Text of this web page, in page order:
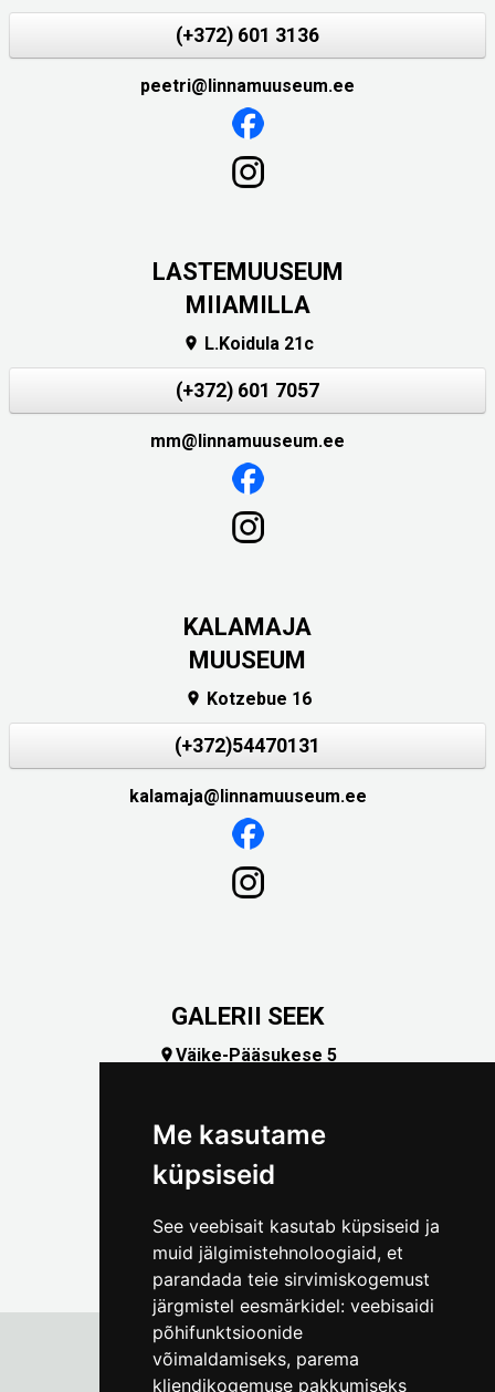
Me kasutame
küpsiseid
See veebisait kasutab küpsiseid ja
muid jälgimistehnoloogiaid, et
parandada teie sirvimiskogemust
järgmistel eesmärkidel: veebisaidi
põhifunktsioonide
võimaldamiseks, parema
kliendikogemuse pakkumiseks
(+372) 601 3136
peetri@linnamuuseum.ee
LASTEMUUSEUM
MIIAMILLA
 L.Koidula 21c
(+372) 601 7057
mm@linnamuuseum.ee
KALAMAJA
MUUSEUM
 Kotzebue 16
(+372)54470131
kalamaja@linnamuuseum.ee
GALERII SEEK
Väike-Pääsukese 5